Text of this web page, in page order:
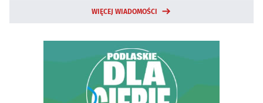
WIĘCEJ WIADOMOŚCI